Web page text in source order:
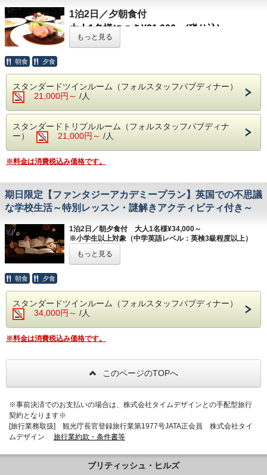
本館内をガイド付きでご案内する名物「マナ
ーハウスツアー」や、英国文化を楽しみなが
らの英会話教室「英語カルチャーレッスン」
や各レストラン期間限定メニューもございま
す。
パスポートのいらない英国で、圧倒的な非日
常空間でのご滞在をお楽しみください。
ま。
本館内をガイド付きでご案内する名物「マナ
ーハウスツアー」や、英国文化を楽しみなが
などのアクティビティ、季節ごとのイベント
や各レストラン期間限定メニューもございま
す。
パスポートのいらない英国で、圧倒的な非日
常空間でのご滞在をお楽しみください。
※写真はイメージです。
ムへアップグレードも承ります。ご希望の際
はご予約時にお問い合わせください。
※1室3名様宿泊の場合、エキストラベッドを1台設置し
【ブリティッシュヒルズの楽しみ方】
ブリティッシュヒルズの楽しみ方はさまざ
ま。
本館内をガイド付きでご案内する名物「マナ
らの英会話教室「英語カルチャーレッスン」
や各レストラン期間限定メニューもございま
す。
常空間でのご滞在をお楽しみください。
※写真はイメージです。
る特別なディナーをお楽しみください。
【お食事】
ご朝食：ハーフイングリッシュブレックファ
スト（大食堂：リフェクトリー）
※本プランでは夕食時にセミフォーマルのド
レスコードがございます。
【お部屋】
スタンダードルーム
追加料金￥6,000/室でデラックスルーム、
￥12,000/室でラグジュアリースイートルー
ムへアップグレードも承ります。ご希望の際
はご予約時にお問い合わせください。
※1室3名様宿泊の場合、エキストラベッドを1台設置し
てご用意いたします。
ブリティッシュヒルズの楽しみ方はさまざ
ま。
ーハウスツアー」や、英国文化を楽しみなが
や各レストラン期間限定メニューもございま
パスポートのいらない英国で、圧倒的な非日
常空間でのご滞在をお楽しみください。
※写真はイメージです。
1泊2日／夕朝食付
大人1名様につき¥21,000～(税サ込)
※トリプルルームは1～2名様のご宿泊でもご
------------
英国の街角にあるパブリックハウスを再現したレス
トラン「フォルスタッフパブ」にて、カジュアルな
雰囲気で季節ごとのパブ風コースディナーをお楽し
みいただけるプランです。 ブリティッシュヒルズ
オリジナルエールや豊富な品揃えのウィスキー、各
【お食事】
ご夕食：シーズナルパブディナー（英国パブ風レス
トラン：フォルスタッフパブ）
季節ごとにメニューが変わりますので、上記リン
（大食堂：リフェクトリー）
※本プランではドレスコードを設けておりません。
【お部屋】
スタンダードルーム
追加料金￥6,000/室でデラックスルーム、
￥12,000/室でラグジュアリースイートルー
ムへアップグレードも承ります。ご希望の際
※ツインルームに1室3名様宿泊の場合、エキストラ
ムは正規ベッド3台を設置しておりますが、1～2名様で
のご宿泊でもご利用いただけます。
もっと見る
朝食 夕食
スタンダードツインルーム（フォルスタッフパブディナー）
21,000円～ /人
スタンダードトリプルルーム（フォルスタッフパブディナ
ー）
21,000円～ /人
※料金は消費税込み価格です。
期日限定【ファンタジーアカデミープラン】英国での不思議
な学校生活～特別レッスン・謎解きアクティビティ付き～
1泊2日／朝夕食付 大人1名様¥34,000～
※小学生以上対象（中学英語レベル：英検3級程度以上）
英国に伝わる黒魔術学校「スコロマンス」の
ブリティッシュヒルズに開校した「アルケイ
ンアカデミー」の入学試験を受け、本プラン
限定特別レッスンや謎解きアクティビティに
参加しながら、英国式の教育制度や学生生活
を体験しましょう。
絵本の中に迷い込んだようなファンタジーの
世界が、あなたを待っています。
※本プランの詳細はこちらをご参照くださ
2026年9月4日(金)より1泊2日
もっと見る
朝食 夕食
スタンダードツインルーム（フォルスタッフパブディナー）
34,000円～ /人
※料金は消費税込み価格です。
このページのTOPへ
※事前決済でのお支払いの場合は、株式会社タイムデザインとの手配型旅行
契約となります※
[旅行業務取扱] 観光庁長官登録旅行業第1977号JATA正会員 株式会社タイ
ムデザイン 旅行業約款・条件書等
ブリティッシュ・ヒルズ